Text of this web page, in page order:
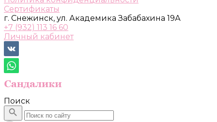
Сертификаты
г. Снежинск, ул. Академика Забабахина 19А
+7 (932) 113 16 60
Личный кабинет
Поиск